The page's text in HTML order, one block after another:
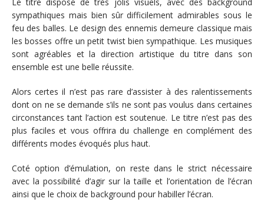
sympathiques mais bien sûr difficilement admirables sous le
feu des balles. Le design des ennemis demeure classique mais
les bosses offre un petit twist bien sympathique. Les musiques
sont agréables et la direction artistique du titre dans son
ensemble est une belle réussite.
Alors certes il n’est pas rare d’assister à des ralentissements
dont on ne se demande s’ils ne sont pas voulus dans certaines
circonstances tant l’action est soutenue. Le titre n’est pas des
plus faciles et vous offrira du challenge en complément des
différents modes évoqués plus haut.
Coté option d’émulation, on reste dans le strict nécessaire
avec la possibilité d’agir sur la taille et l’orientation de l’écran
ainsi que le choix de background pour habiller l’écran.